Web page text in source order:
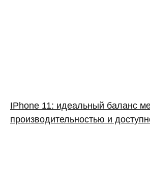
IPhone 11: идеальный баланс
производительностью и